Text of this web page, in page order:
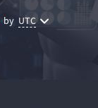
by UTC